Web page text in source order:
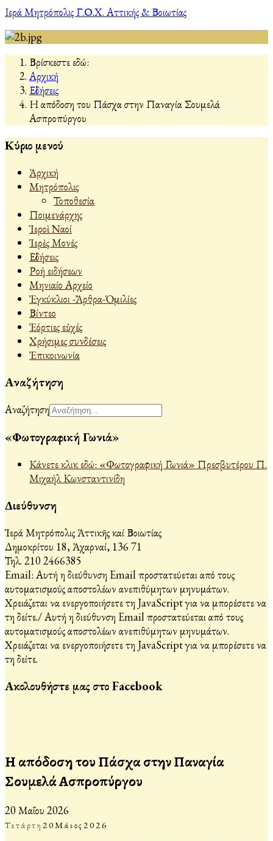
Ιερά Μητρόπολις Γ.Ο.Χ. Αττικής & Βοιωτίας
Βρίσκεστε εδώ:
Αρχική
Εἰδήσεις
Η απόδοση του Πάσχα στην Παναγία Σουμελά
Ασπροπύργου
Κύριο μενού
Ἀρχική
Μητρόπολις
Τοποθεσία
Ποιμενάρχης
Ἱεροὶ Ναοί
Ἱερὲς Μονές
Εἰδήσεις
Ροή ειδήσεων
Μηνιαίο Αρχείο
Ἐγκύκλιοι -Ἄρθρα-Ὁμιλίες
Βίντεο
Ἐόρτιες εὐχές
Χρήσιμες συνδέσεις
Ἐπικοινωνία
Αναζήτηση
Αναζήτηση
«Φωτογραφική Γωνιά»
Κάνετε κλικ εδώ: «Φωτογραφική Γωνιά» Πρεσβυτέρου Π.
Μιχαήλ Κωνσταντινίδη
Διεύθυνση
Ἱερά Μητρόπολις Ἀττικῆς καί Βοιωτίας
Δημοκρίτου 18, Ἀχαρναί, 136 71
Τηλ. 210 2466385
Email: Αυτή η διεύθυνση Email προστατεύεται από τους
αυτοματισμούς αποστολέων ανεπιθύμητων μηνυμάτων.
Χρειάζεται να ενεργοποιήσετε τη JavaScript για να μπορέσετε να
τη δείτε./Αυτή η διεύθυνση Email προστατεύεται από τους
αυτοματισμούς αποστολέων ανεπιθύμητων μηνυμάτων.
Χρειάζεται να ενεργοποιήσετε τη JavaScript για να μπορέσετε να
τη δείτε.
Ακολουθήστε μας στο Facebook
Η απόδοση του Πάσχα στην Παναγία
Σουμελά Ασπροπύργου
20 Μαΐου 2026
Τετάρτη20Μάιος2026